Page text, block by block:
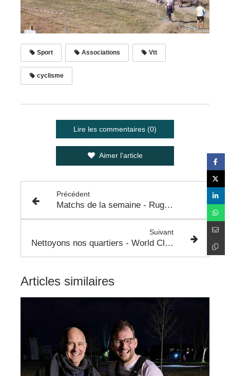
Sport Associations Vtt
cyclisme
Lire les commentaires (0)
Aimer l'article
Précédent
Matchs de la semaine - Rugby et Football Us Colomiers
Suivant
Nettoyons nos quartiers - World Clean Up Day - 16 Septembre 2023
Articles similaires